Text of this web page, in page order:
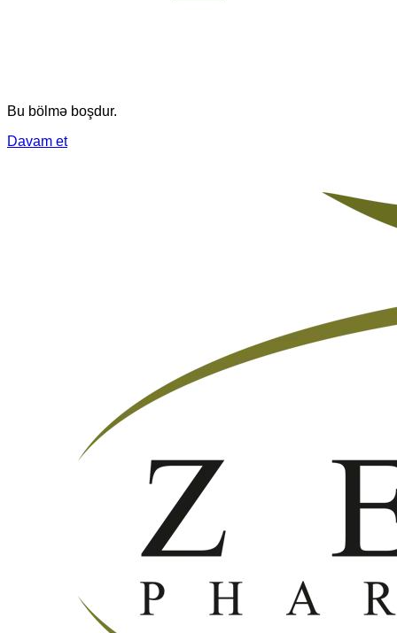
Bu bölmə boşdur.
Davam et